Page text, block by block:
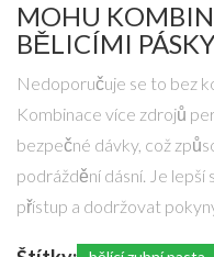
MOHU
BĚLICÍMI
Nedoporučuje se to bez
Kombinace více zdrojů
bezpečné dávky, což
podráždění dásní. Je
přístup a dodržovat